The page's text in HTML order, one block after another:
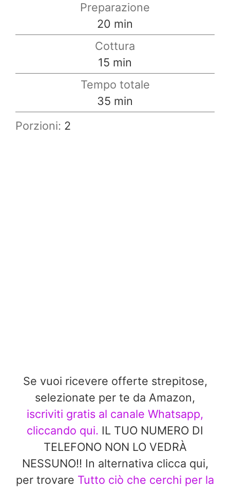
Preparazione
20 minuti
min
Cottura
15 minuti
min
Tempo totale
35 minuti
min
Porzioni: 2
Se vuoi ricevere offerte strepitose,
selezionate per te da Amazon,
iscriviti gratis al canale Whatsapp,
cliccando qui. IL TUO NUMERO DI
TELEFONO NON LO VEDRÀ
NESSUNO!! In alternativa clicca qui,
per trovare Tutto ciò che cerchi per la